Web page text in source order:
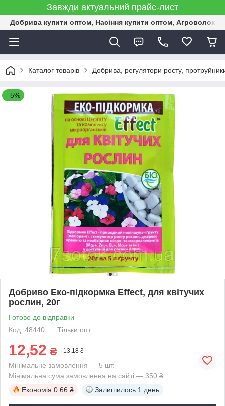
Завжди актуальний прайс-лист
Добрива купити оптом, Насіння купити оптом,
Каталог товарів Добрива, регулятори росту,
–5%
Добриво Еко-підкормка Effect, для квітучих
рослин, 20г
Готово до відправки
Код: 48440
Тільки опт
12,52 ₴ 13,18 ₴
Мінімальне замовлення — 5 шт.
Мінімальна сума замовлення на сайті — 350 ₴
Економія 0.66 ₴ Залишилось 1 день